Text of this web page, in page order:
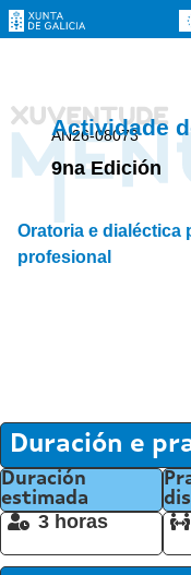
Actividade
AN26-08073
9na Edición
Oratoria e dialéctica
profesional
Duración e
Duración
estimada
3 horas